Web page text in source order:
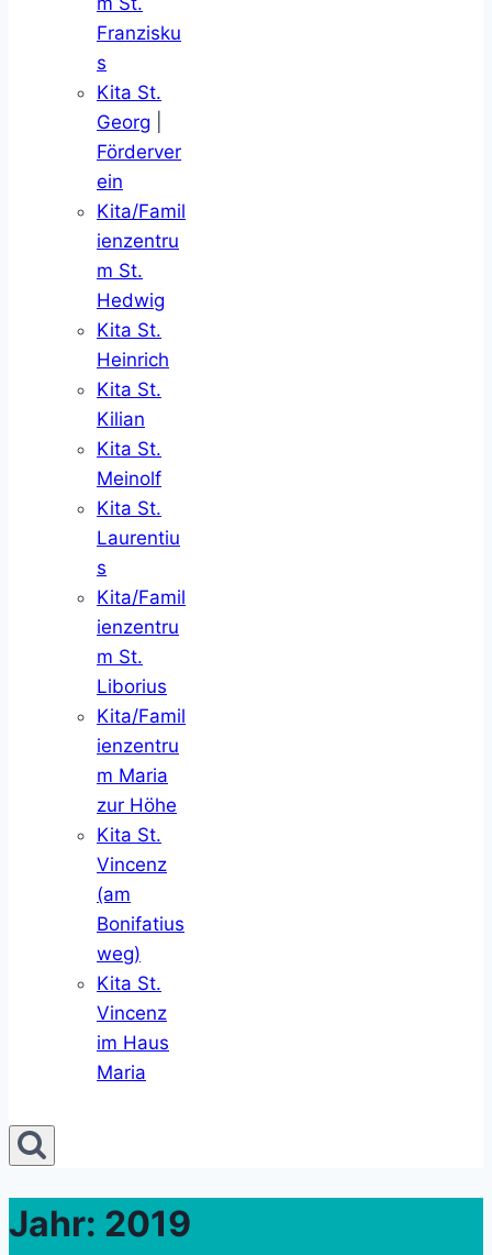
Franzisku
s
Kita St.
Georg
Förderver
ein
Kita/Famil
ienzentru
m St.
Hedwig
Kita St.
Heinrich
Kita St.
Kilian
Kita St.
Meinolf
Kita St.
Laurentiu
s
Kita/Famil
ienzentru
m St.
Liborius
Kita/Famil
ienzentru
m Maria
zur Höhe
Kita St.
Vincenz
(am
Bonifatius
weg)
Kita St.
Vincenz
im Haus
Maria
Jahr: 2019